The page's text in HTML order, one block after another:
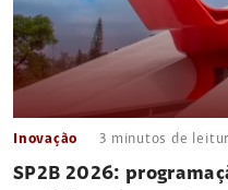
Inovação 3 minutos de
SP2B 2026: